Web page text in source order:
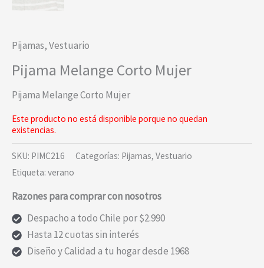
Pijamas,Vestuario
Pijama Melange Corto Mujer
Pijama Melange Corto Mujer
Este producto no está disponible porque no quedan
existencias.
SKU: PIMC216 Categorías: Pijamas, Vestuario
Etiqueta: verano
Razones para comprar con nosotros
Despacho a todo Chile por $2.990
Hasta 12 cuotas sin interés
Diseño y Calidad a tu hogar desde 1968